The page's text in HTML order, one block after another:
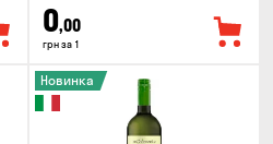
0,00
грн за 1
Новинка